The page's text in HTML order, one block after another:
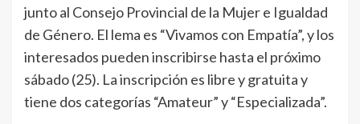
junto al Consejo Provincial de la Mujer e Igualdad
de Género. El lema es “Vivamos con Empatía”, y los
interesados pueden inscribirse hasta el próximo
sábado (25). La inscripción es libre y gratuita y
tiene dos categorías “Amateur” y “Especializada”.